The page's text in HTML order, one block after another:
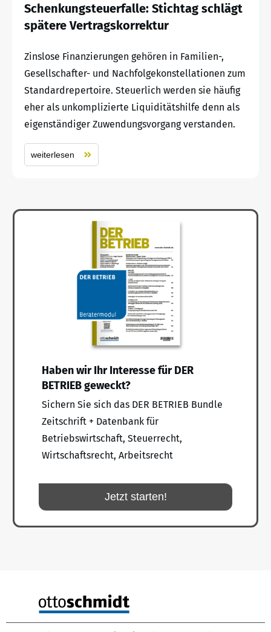
Schenkungsteuerfalle: Stichtag schlägt
spätere Vertragskorrektur
Zinslose Finanzierungen gehören in Familien-,
Gesellschafter- und Nachfolgekonstellationen zum
Standardrepertoire. Steuerlich werden sie häufig
eher als unkomplizierte Liquiditätshilfe denn als
eigenständiger Zuwendungsvorgang verstanden.
weiterlesen
Haben wir Ihr Interesse für DER
BETRIEB geweckt?
Sichern Sie sich das DER BETRIEB Bundle
Zeitschrift + Datenbank für
Betriebswirtschaft, Steuerrecht,
Wirtschaftsrecht, Arbeitsrecht
Jetzt starten!